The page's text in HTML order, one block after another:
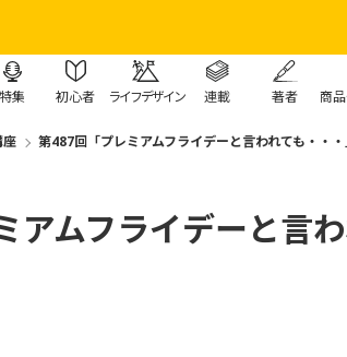
特集 初心者 ライフデザイン 連載 著者 商品
第487回「プレミアムフライデーと言われても・・・
アムフライデーと言